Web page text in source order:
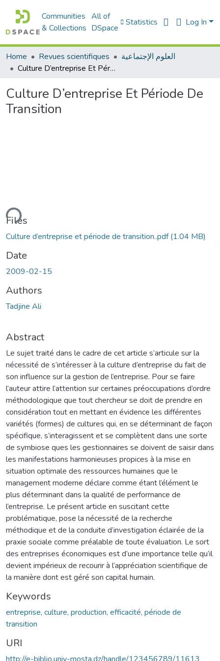
Communities
& Collections
All of
DSpace
Statistics Log In
Home Revues scientifiques
العلوم الإجتماعية
Culture D’entreprise Et Période De Transition
Culture D’entreprise Et Période De
Transition
Files
Culture d’entreprise et période de transition..pdf(1.04 MB)
Date
2009-02-15
Authors
Tadjine Ali
Abstract
Le sujet traité dans le cadre de cet article s’articule sur la
nécessité de s’intéresser à la culture d’entreprise du fait de
son influence sur la gestion de l’entreprise. Pour se faire
l’auteur attire l’attention sur certaines préoccupations d’ordre
méthodologique que tout chercheur se doit de prendre en
considération tout en mettant en évidence les différentes
variétés (formes) de cultures qui, en se déterminant de façon
spécifique, s’interagissent et se complètent dans une sorte
de symbiose ques les gestionnaires se doivent de saisir dans
les manifestations harmonieuses propices à la mise en
situation optimale des ressources humaines que le
management moderne déclare comme étant l’élément le
plus déterminant dans la qualité de performance de
l’entreprise. Le présent article en suscitant cette
problématique, pose la nécessité de la recherche
méthodique et de la conduite d’investigation éclairée de la
praxie sociale comme préalable de toute évaluation. Le sort
des entreprises économiques est d’une importance telle qu’il
devient impérieux de recourir à l’appréciation scientifique de
la manière dont est géré son capital humain.
Keywords
entreprise, culture, production, efficacité, période de
transition
URI